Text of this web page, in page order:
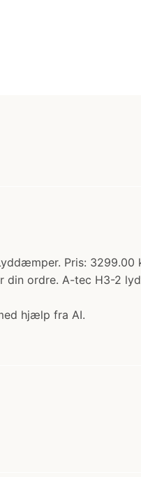
Pris:
din ordre. A-tec H3-2
hjælp fra AI.